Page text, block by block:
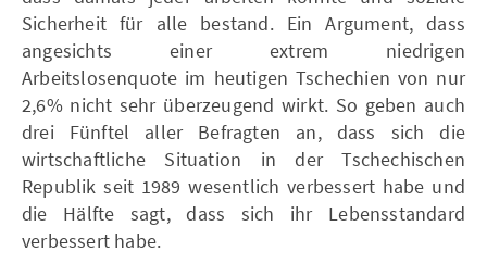
Sicherheit für alle bestand. Ein Argument, dass
angesichts einer extrem niedrigen
Arbeitslosenquote im heutigen Tschechien von nur
2,6% nicht sehr überzeugend wirkt. So geben auch
drei Fünftel aller Befragten an, dass sich die
wirtschaftliche Situation in der Tschechischen
Republik seit 1989 wesentlich verbessert habe und
die Hälfte sagt, dass sich ihr Lebensstandard
verbessert habe.